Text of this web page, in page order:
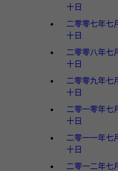
十日
二零零七年七
十日
二零零八年七
十日
二零零九年七
十日
二零一零年七
十日
二零一一年七
十日
二零一二年七